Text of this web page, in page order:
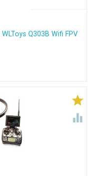
Q303B Wifi FPV

